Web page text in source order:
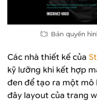
Bản quyền
Các nhà thiết kế của
kỹ lưỡng khi kết hợp
đen để tạo ra một
đây layout của trang